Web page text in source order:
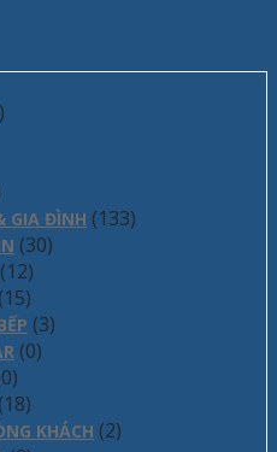
GIA ĐÌNH (133)
(30)
(12)
(15)
(3)
(0)
(18)
KHÁCH (2)